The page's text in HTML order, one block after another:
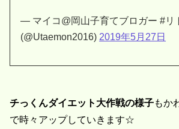
— マイコ@岡山子育てブロガー #リ
(@Utaemon2016) 2019年5月27日
チっくんダイエット大作戦の様子もか
で時々アップしていきます☆